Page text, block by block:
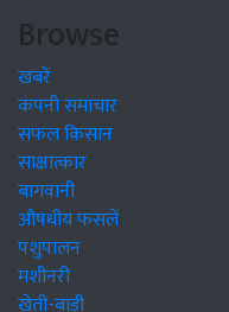
Browse
खबरें
कंपनी समाचार
सफल किसान
साक्षात्कार
बागवानी
औषधीय फसलें
पशुपालन
मशीनरी